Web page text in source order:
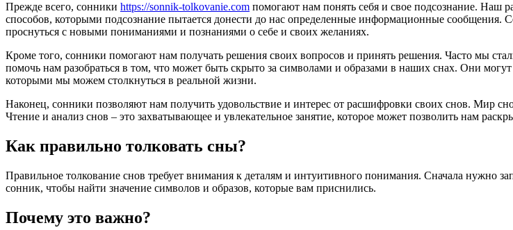
Прежде всего, сонники https://sonnik-tolkovanie.com помогают нам понять себя и свое подсознание. Наш
способов, которыми подсознание пытается донести до нас определенные информационные
проснуться с новыми пониманиями и познаниями о себе и своих желаниях.
Кроме того, сонники помогают нам получать решения своих вопросов и принять решения. Часто мы
помочь нам разобраться в том, что может быть скрыто за символами и образами в наших снах. Они
которыми мы можем столкнуться в реальной жизни.
Наконец, сонники позволяют нам получить удовольствие и интерес от расшифровки своих снов. Мир
Чтение и анализ снов – это захватывающее и увлекательное занятие, которое может позволить нам
Как правильно толковать сны?
Правильное толкование снов требует внимания к деталям и интуитивного понимания. Сначала нужно
сонник, чтобы найти значение символов и образов, которые вам приснились.
Почему это важно?